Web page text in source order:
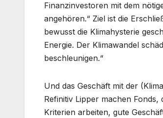
Finanzinvestoren mit dem
angehören.“ Ziel ist die
bewusst die Klimahysterie
Energie. Der Klimawandel
beschleunigen.“
Und das Geschäft mit der
Refinitiv Lipper machen
Kriterien arbeiten, gute